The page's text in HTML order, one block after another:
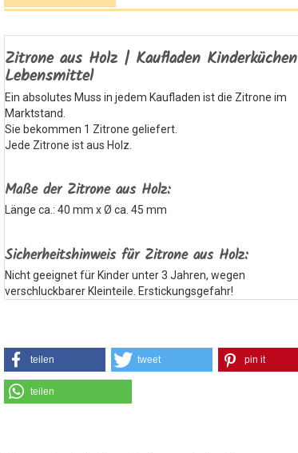
Zitrone aus Holz | Kaufladen Kinderküchen
Lebensmittel
Ein absolutes Muss in jedem Kaufladen ist die Zitrone im
Marktstand.
Sie bekommen 1 Zitrone geliefert.
Jede Zitrone ist aus Holz.
Maße der Zitrone aus Holz:
Länge ca.: 40 mm xØ ca. 45 mm
Sicherheitshinweis für Zitrone aus Holz:
Nicht geeignet für Kinder unter 3 Jahren, wegen
verschluckbarer Kleinteile. Erstickungsgefahr!
teilen tweet pin it
teilen